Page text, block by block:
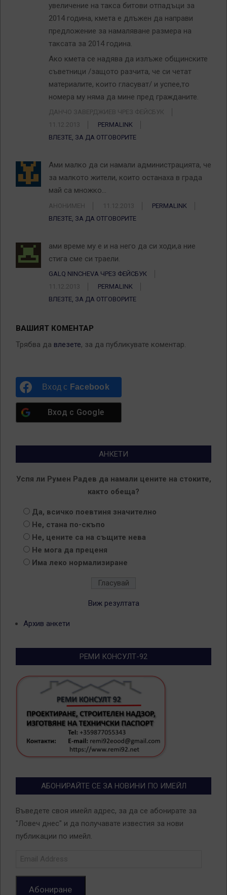
увеличение на такса битови отпадъци за
2014 година, кмета е длъжен да направи
предложение за намаляване размера на
таксата за 2014 година.
Ако кмета се надява да излъже общинските
съветници /защото разчита, че си четат
материалите, които гласуват/ и успее,то
номера му няма да мине пред гражданите.
ДАНЧО ЗАВЕРДЖИЕВ ЧРЕЗ ФЕЙСБУК
11.12.2013
PERMALINK
ВЛЕЗТЕ, ЗА ДА ОТГОВОРИТЕ
Ами малко да си намали администрацията, че
за малкото жители, които останаха в града
май са множко…
АНОНИМЕН 11.12.2013
PERMALINK
ВЛЕЗТЕ, ЗА ДА ОТГОВОРИТЕ
ами време му е и на него да си ходи,а ние
стига сме си траели.
GALQ NINCHEVA ЧРЕЗ ФЕЙСБУК
11.12.2013
PERMALINK
ВЛЕЗТЕ, ЗА ДА ОТГОВОРИТЕ
ВАШИЯТ КОМЕНТАР
Трябва да влезете, за да публикувате коментар.
Вход с Facebook
Вход с Google
АНКЕТИ
Успя ли Румен Радев да намали цените на стоките,
както обеща?
Да, всичко поевтиня значително
Не, стана по-скъпо
Не, цените са на същите нева
Не мога да преценя
Има леко нормализиране
Виж резултата
Архив анкети
РЕМИ КОНСУЛТ-92
АБОНИРАЙТЕ СЕ ЗА НОВИНИ ПО ИМЕЙЛ
Въведете своя имейл адрес, за да се абонирате за
"Ловеч днес" и да получавате известия за нови
публикации по имейл.
Абониране